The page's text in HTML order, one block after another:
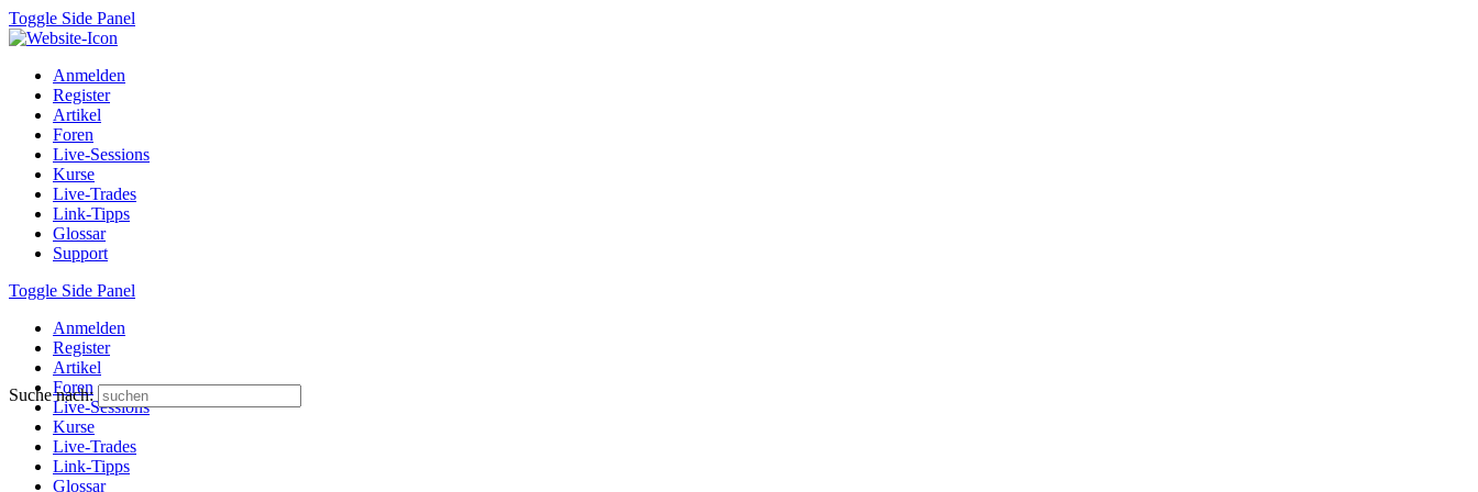
Toggle Side Panel
Anmelden
Register
Artikel
Foren
Live-Sessions
Kurse
Live-Trades
Link-Tipps
Glossar
Support
Toggle Side Panel
Anmelden
Register
Artikel
Foren
Live-Sessions
Kurse
Live-Trades
Link-Tipps
Glossar
Suche nach: